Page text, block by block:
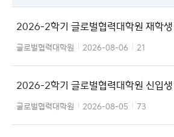
2026-2학기 글로벌협력대학원 재학
부, 8.24.~8.28.)
글로벌협력대학원 2026-08-06 21
2026-2학기 글로벌협력대학원 신입
부,8.10.~ 8.12.)
글로벌협력대학원 2026-08-05 73